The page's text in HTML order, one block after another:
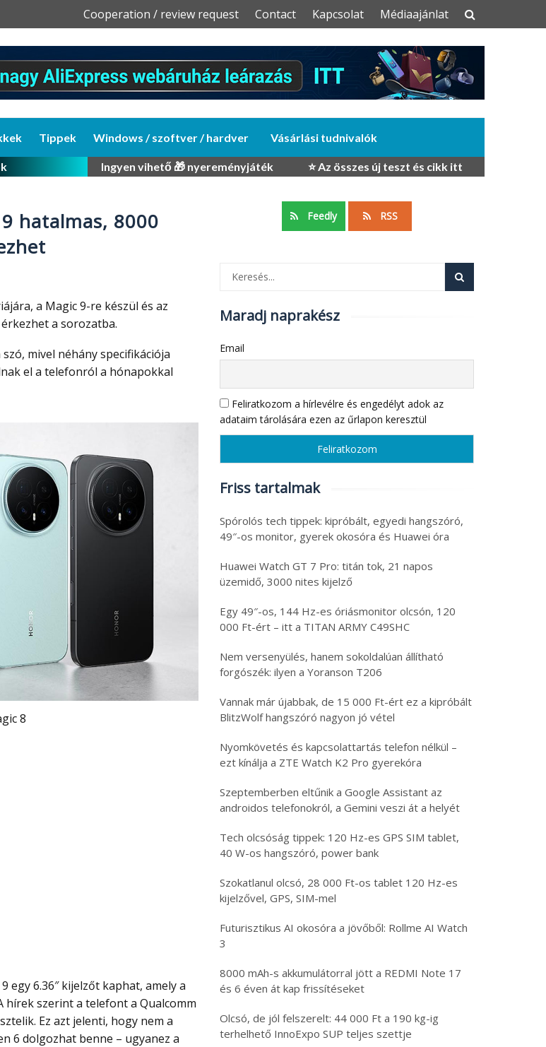
Skip
Cooperation / review request Contact Kapcsolat Médiaajánlat
Tippek Windows / szoftver / hardver Vásárlási tudnivalók
Ingyen vihető 🎁 nyereményjáték ⭐ Az összes új teszt és cikk itt
hatalmas, 8000
a Magic 9-re készül és az
a sorozatba.
el a telefonról a hónapokkal
8
hírek szerint a telefont a Qualcomm
Ez azt jelenti, hogy nem a
6 dolgozhat benne – ugyanez a
Feedly RSS
Maradj naprakész
Email
Feliratkozom a hírlevélre és engedélyt adok az
adataim tárolására ezen az űrlapon keresztül
Friss tartalmak
Spórolós tech tippek: kipróbált, egyedi hangszóró,
49″-os monitor, gyerek okosóra és Huawei óra
Huawei Watch GT 7 Pro: titán tok, 21 napos
üzemidő, 3000 nites kijelző
Egy 49″-os, 144 Hz-es óriásmonitor olcsón, 120
000 Ft-ért – itt a TITAN ARMY C49SHC
Nem versenyülés, hanem sokoldalúan állítható
forgószék: ilyen a Yoranson T206
Vannak már újabbak, de 15 000 Ft-ért ez a kipróbált
BlitzWolf hangszóró nagyon jó vétel
Nyomkövetés és kapcsolattartás telefon nélkül –
ezt kínálja a ZTE Watch K2 Pro gyerekóra
Szeptemberben eltűnik a Google Assistant az
androidos telefonokról, a Gemini veszi át a helyét
Tech olcsóság tippek: 120 Hz-es GPS SIM tablet,
40 W-os hangszóró, power bank
Szokatlanul olcsó, 28 000 Ft-os tablet 120 Hz-es
kijelzővel, GPS, SIM-mel
Futurisztikus AI okosóra a jövőből: Rollme AI Watch
3
8000 mAh-s akkumulátorral jött a REDMI Note 17
és 6 éven át kap frissítéseket
Olcsó, de jól felszerelt: 44 000 Ft a 190 kg-ig
terhelhető InnoExpo SUP teljes szettje